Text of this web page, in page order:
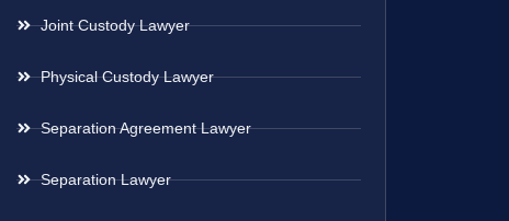
Joint Custody Lawyer
Physical Custody Lawyer
Separation Agreement Lawyer
Separation Lawyer